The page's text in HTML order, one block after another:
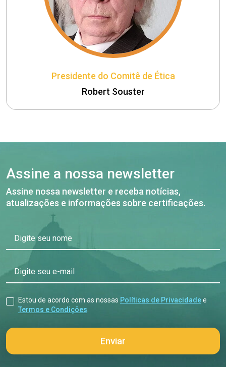
Presidente do Comitê de Ética
Robert Souster
Assine a nossa newsletter
Assine nossa newsletter e receba notícias,
atualizações e informações sobre certificações.
Digite seu nome
Digite seu e-mail
Estou de acordo com as nossas Políticas de Privacidadee
Termos e Condições